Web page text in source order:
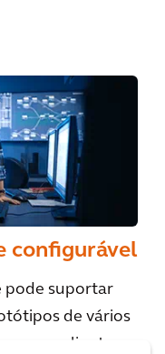
configurável
pode suportar
de vários
os clientes.